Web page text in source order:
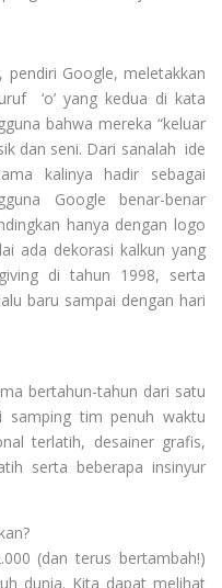
pendiri Google, meletakkan
‘o’ yang kedua di kata
bahwa mereka “keluar
dan seni. Dari sanalah ide
kalinya hadir sebagai
Google benar-benar
hanya dengan logo
ada dekorasi kalkun yang
di tahun 1998, serta
baru sampai dengan hari
bertahun-tahun dari satu
samping tim penuh waktu
terlatih, desainer grafis,
serta beberapa insinyur
(dan terus bertambah!)
dunia. Kita dapat melihat